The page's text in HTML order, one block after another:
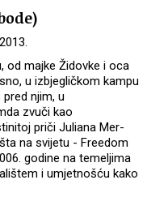
od majke Židovke i oca
u izbjegličkom kampu
njim, u
zvuči kao
priči Juliana Mer-
na svijetu - Freedom
godine na temeljima
i umjetnošću kako